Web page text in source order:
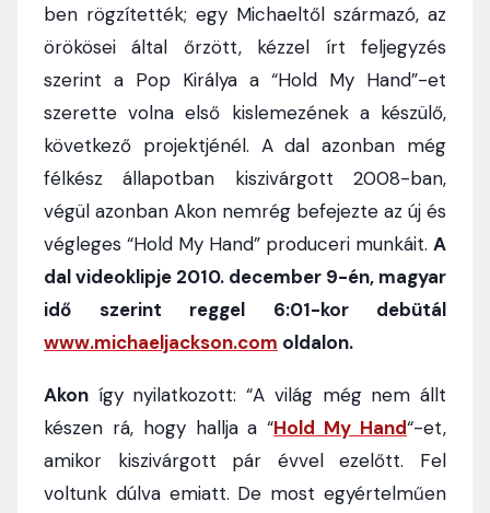
ben rögzítették; egy Michaeltől származó, az
örökösei által őrzött, kézzel írt feljegyzés
szerint a Pop Királya a “Hold My Hand”-et
szerette volna első kislemezének a készülő,
következő projektjénél. A dal azonban még
félkész állapotban kiszivárgott 2008-ban,
végül azonban Akon nemrég befejezte az új és
végleges “Hold My Hand” produceri munkáit. A
dal videoklipje 2010. december 9-én, magyar
idő szerint reggel 6:01-kor debütál
www.michaeljackson.com oldalon.
Akon így nyilatkozott: “A világ még nem állt
készen rá, hogy hallja a “Hold My Hand“-et,
amikor kiszivárgott pár évvel ezelőtt. Fel
voltunk dúlva emiatt. De most egyértelműen